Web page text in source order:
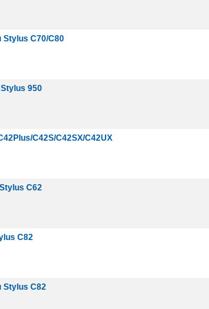
Stylus C70/С80
950
C42S/C42SX/C42UX
C62
C82
Stylus C82